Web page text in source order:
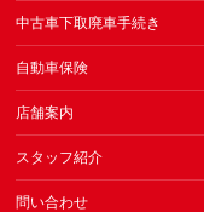
中古車下取廃車手続き
自動車保険
店舗案内
スタッフ紹介
問い合わせ